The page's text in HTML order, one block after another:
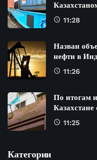
11:28
Назван
нефти в
11:26
По итогам
Казахстане
11:25
Категории